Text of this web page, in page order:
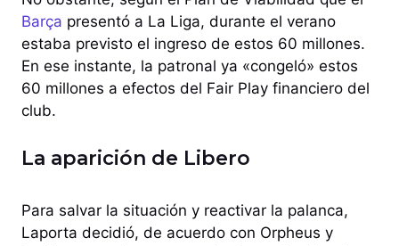
Barça presentó a La Liga, durante el verano
estaba previsto el ingreso de estos 60 millones.
En ese instante, la patronal ya «congeló» estos
60 millones a efectos del Fair Play financiero del
club.
La aparición de Libero
Para salvar la situación y reactivar la palanca,
Laporta decidió, de acuerdo con Orpheus y